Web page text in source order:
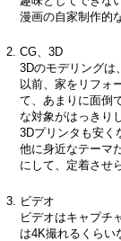
漫画の自家制作的
CG、3D
3Dのモデリングは
以前、家をリフォ
て、あまりに面倒
な対象がはっきり
3Dプリンタも安く
他に身近なテーマ
にして、定着させ
ビデオ
ビデオはキャプチ
は4K撮れるくらい